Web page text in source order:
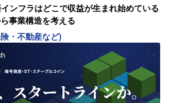
ンフラはどこで収益が生まれ始めている
事業構造を考える
・不動産など)